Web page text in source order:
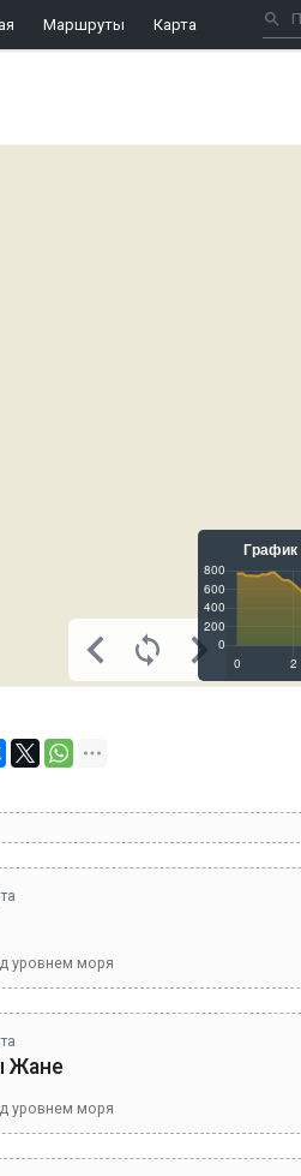
Маршруты Карта
уровнем моря
Жане
уровнем моря